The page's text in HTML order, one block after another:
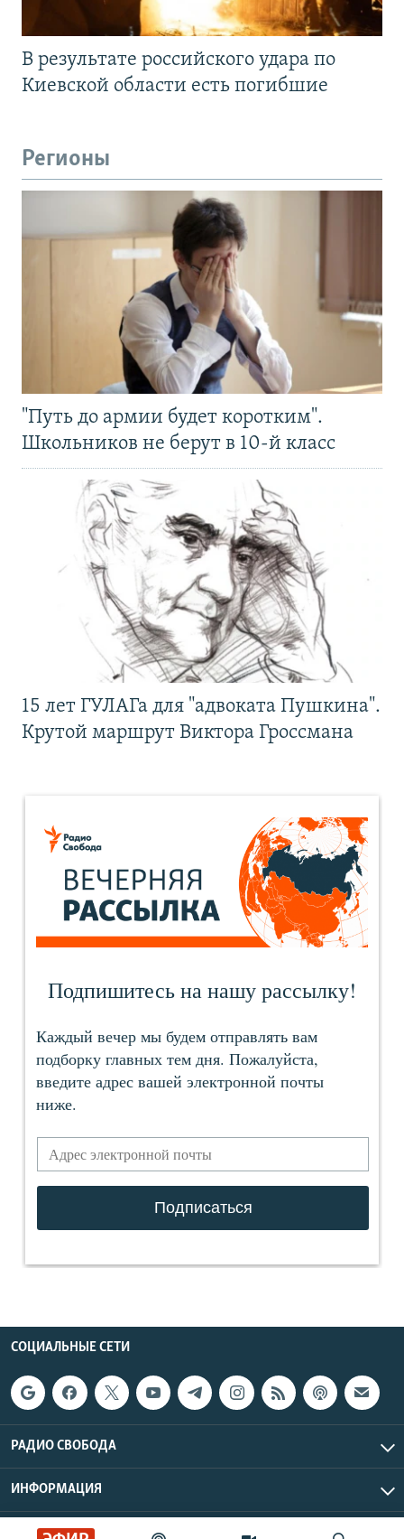
В результате российского удара по
Киевской области есть погибшие
Регионы
"Путь до армии будет коротким".
Школьников не берут в 10-й класс
15 лет ГУЛАГа для "адвоката Пушкина".
Крутой маршрут Виктора Гроссмана
СОЦИАЛЬНЫЕ СЕТИ
РАДИО СВОБОДА
ИНФОРМАЦИЯ